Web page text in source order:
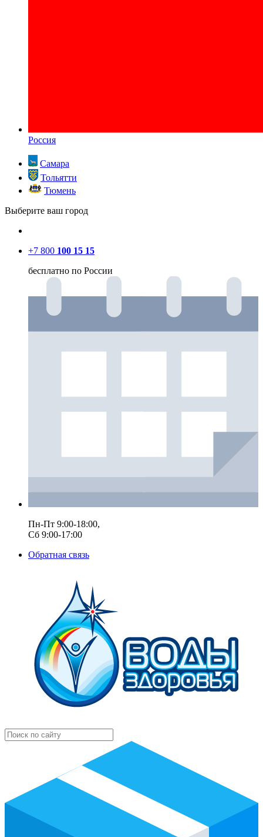
Россия
Самара
Тольятти
Тюмень
Выберите ваш город
+7 800 100 15 15
бесплатно по России
Пн-Пт 9:00-18:00,
Сб 9:00-17:00
Обратная связь